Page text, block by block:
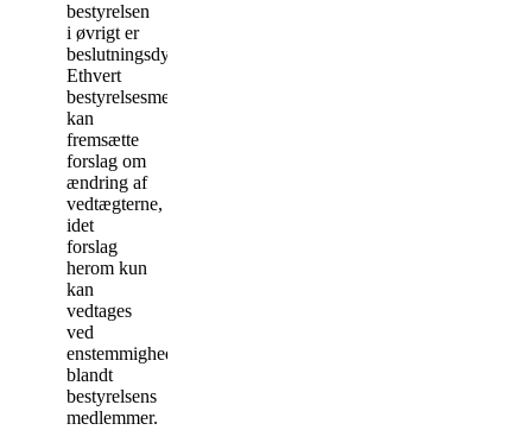
bestyrelsen
i øvrigt er
beslutningsdygtig.
Ethvert
bestyrelsesmedlem
kan
fremsætte
forslag om
ændring af
vedtægterne,
idet
forslag
herom kun
kan
vedtages
ved
enstemmighed
blandt
bestyrelsens
medlemmer.